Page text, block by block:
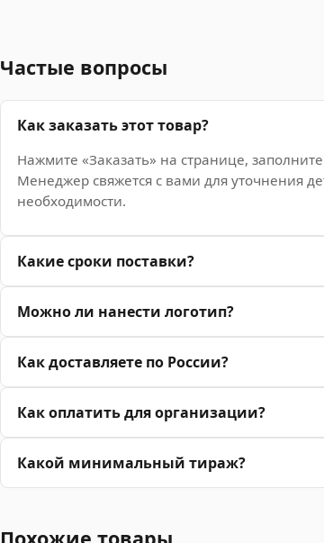
Частые вопросы
Как заказать этот товар?
Нажмите «Заказать» на странице,
Менеджер свяжется с вами для уточнения
необходимости.
Какие сроки поставки?
Можно ли нанести логотип?
Как доставляете по России?
Как оплатить для организации?
Какой минимальный тираж?